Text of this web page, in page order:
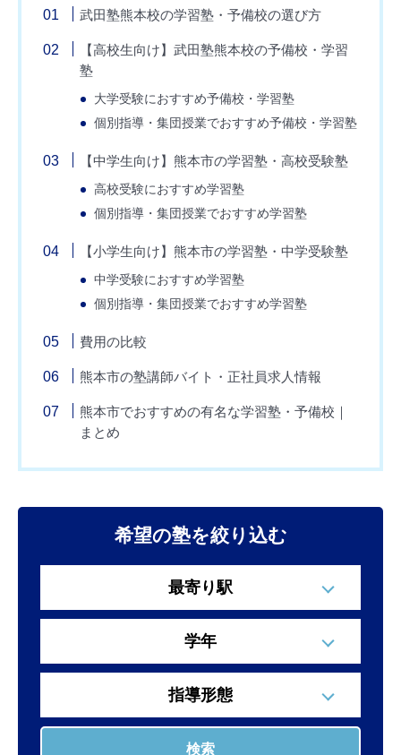
武田塾熊本校の学習塾・予備校の選び方
【高校生向け】武田塾熊本校の予備校・学習
塾
大学受験におすすめ予備校・学習塾
個別指導・集団授業でおすすめ予備校・学習塾
【中学生向け】熊本市の学習塾・高校受験塾
高校受験におすすめ学習塾
個別指導・集団授業でおすすめ学習塾
【小学生向け】熊本市の学習塾・中学受験塾
中学受験におすすめ学習塾
個別指導・集団授業でおすすめ学習塾
費用の比較
熊本市の塾講師バイト・正社員求人情報
熊本市でおすすめの有名な学習塾・予備校｜
まとめ
希望の塾を絞り込む
最寄り駅
学年
指導形態
検索